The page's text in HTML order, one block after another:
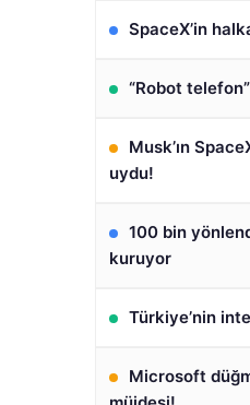
SpaceX’in
“Robot
Musk’ın
uydu!
100 bin
kuruyor
Türkiye’nin
Microsoft